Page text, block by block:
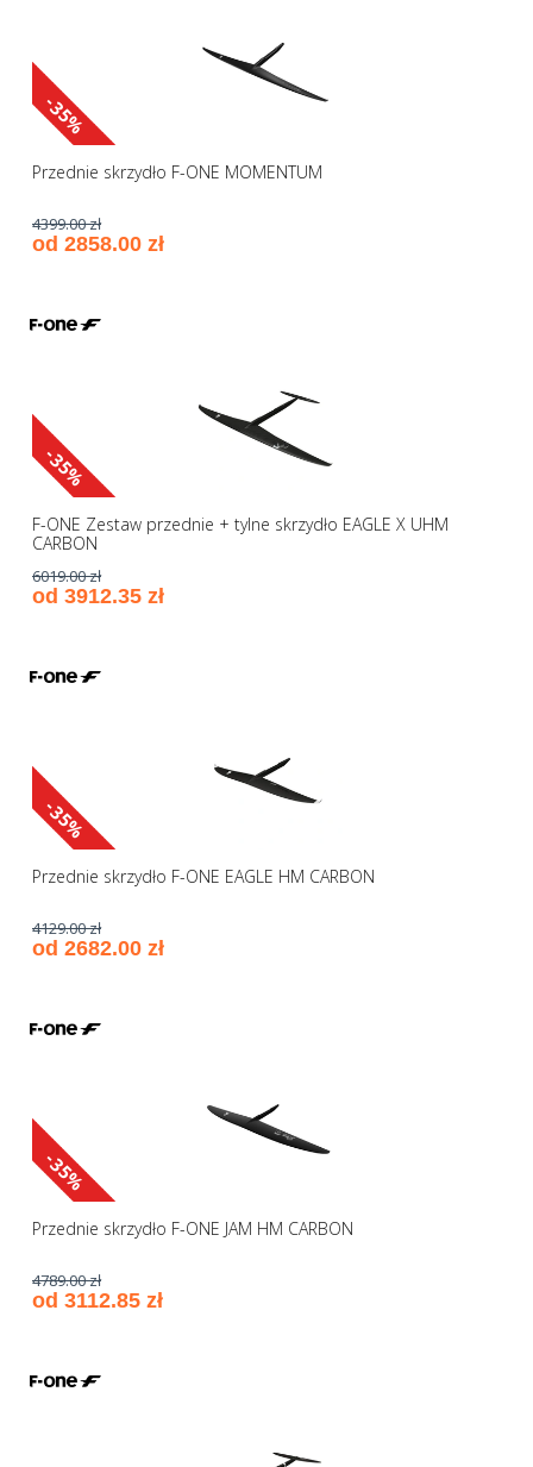
-35%
Przednie skrzydło F-ONE MOMENTUM
4399.00 zł
od 2858.00 zł
-35%
F-ONE Zestaw przednie + tylne skrzydło EAGLE X UHM
CARBON
6019.00 zł
od 3912.35 zł
-35%
Przednie skrzydło F-ONE EAGLE HM CARBON
4129.00 zł
od 2682.00 zł
-35%
Przednie skrzydło F-ONE JAM HM CARBON
4789.00 zł
od 3112.85 zł